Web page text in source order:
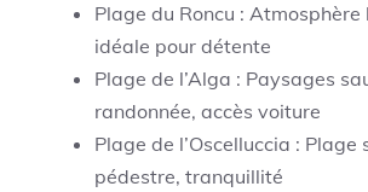
Plage du Roncu : Atmosphère
idéale pour détente
Plage de l’Alga : Paysages
randonnée, accès voiture
Plage de l’Oscelluccia : Plage
pédestre, tranquillité